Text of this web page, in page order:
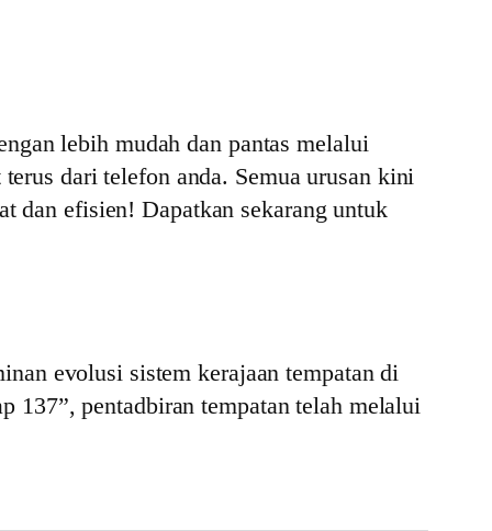
lebih mudah dan pantas melalui
dari telefon anda. Semua urusan kini
dan efisien! Dapatkan sekarang untuk
evolusi sistem kerajaan tempatan di
137”, pentadbiran tempatan telah melalui